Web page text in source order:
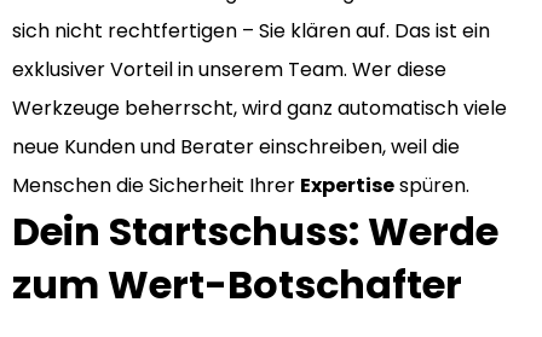
sich nicht rechtfertigen – Sie klären auf. Das ist ein
exklusiver Vorteil in unserem Team. Wer diese
Werkzeuge beherrscht, wird ganz automatisch viele
neue Kunden und Berater einschreiben, weil die
Menschen die Sicherheit Ihrer Expertisespüren.
Dein Startschuss: Werde
zum Wert-Botschafter